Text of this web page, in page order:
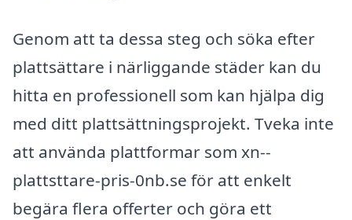
Genom att ta dessa steg och söka efter
plattsättare i närliggande städer kan du
hitta en professionell som kan hjälpa dig
med ditt plattsättningsprojekt. Tveka inte
att använda plattformar som xn--
plattsttare-pris-0nb.se för att enkelt
begära flera offerter och göra ett